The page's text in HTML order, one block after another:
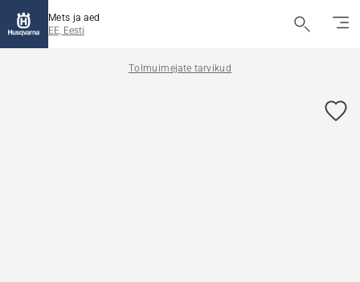
Mets ja aed
EE, Eesti
Tolmuimejate tarvikud